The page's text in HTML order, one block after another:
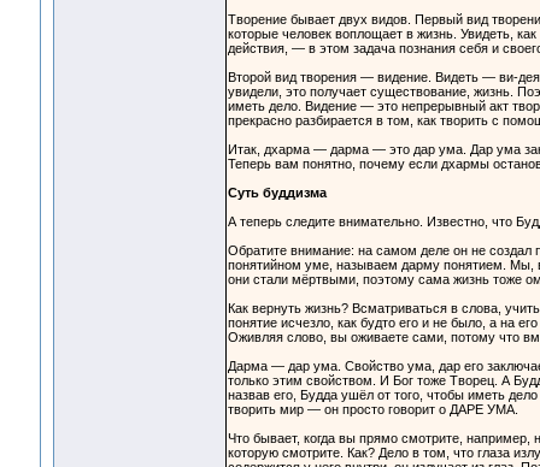
Творение бывает двух видов. Первый вид
которые человек воплощает в жизнь. Увидеть,
действия, — в этом задача познания себя и
Второй вид творения — видение. Видеть — ви-
увидели, это получает существование, жизнь.
иметь дело. Видение — это непрерывный акт
прекрасно разбирается в том, как творить с
Итак, дхарма — дарма — это дар ума. Дар ума
Теперь вам понятно, почему если дхармы
Суть буддизма
А теперь следите внимательно. Известно, что
Обратите внимание: на самом деле он не
понятийном уме, называем дарму понятием. Мы,
они стали мёртвыми, поэтому сама жизнь тоже
Как вернуть жизнь? Всматриваться в слова,
понятие исчезло, как будто его и не было, а
Оживляя слово, вы оживаете сами, потому что
Дарма — дар ума. Свойство ума, дар его
только этим свойством. И Бог тоже Творец. А
назвав его, Будда ушёл от того, чтобы иметь
творить мир — он просто говорит о ДАРЕ УМА.
Что бывает, когда вы прямо смотрите,
которую смотрите. Как? Дело в том, что глаза